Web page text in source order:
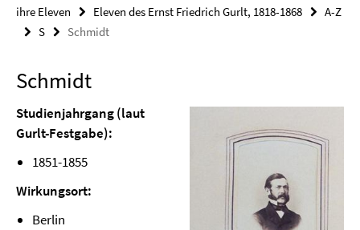
ihre Eleven
Eleven des Ernst Friedrich Gurlt, 1818-1868
A-Z
S
Schmidt
Schmidt
Studienjahrgang (laut
Gurlt-Festgabe):
1851-1855
Wirkungsort:
Berlin